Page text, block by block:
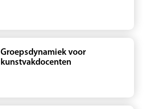
Groepsdynamiek voor
kunstvakdocenten